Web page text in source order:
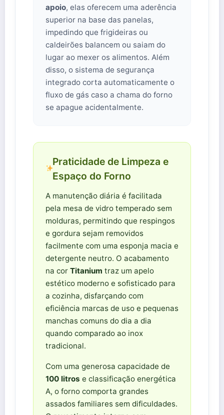
apoio, elas oferecem uma aderência
superior na base das panelas,
impedindo que frigideiras ou
caldeirões balancem ou saiam do
lugar ao mexer os alimentos. Além
disso, o sistema de segurança
integrado corta automaticamente o
fluxo de gás caso a chama do forno
se apague acidentalmente.
Praticidade de Limpeza e
Espaço do Forno
A manutenção diária é facilitada
pela mesa de vidro temperado sem
molduras, permitindo que respingos
e gordura sejam removidos
facilmente com uma esponja macia e
detergente neutro. O acabamento
na cor Titanium traz um apelo
estético moderno e sofisticado para
a cozinha, disfarçando com
eficiência marcas de uso e pequenas
manchas comuns do dia a dia
quando comparado ao inox
tradicional.
Com uma generosa capacidade de
100 litros e classificação energética
A, o forno comporta grandes
assados familiares sem dificuldades.